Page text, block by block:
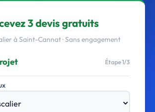
3 devis gratuits
à Saint-Cannat · Sans engagement
Étape 1/3